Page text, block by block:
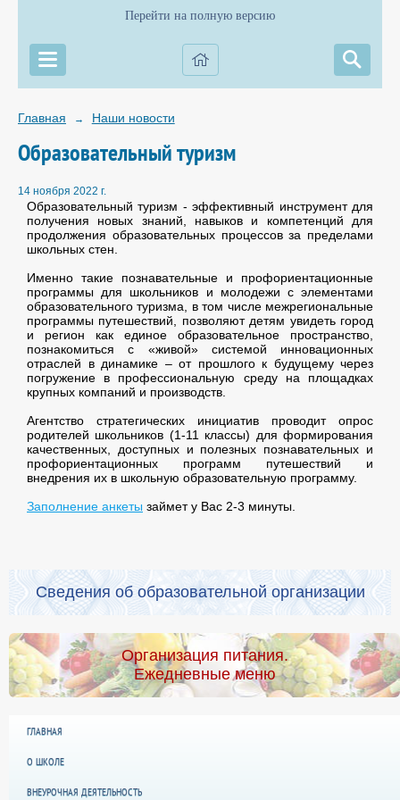
Перейти на полную версию
Главная → Наши новости
Образовательный туризм
14 ноября 2022 г.
Образовательный туризм - эффективный инструмент для
получения новых знаний, навыков и компетенций для
продолжения образовательных процессов за пределами
школьных стен.
Именно такие познавательные и профориентационные
программы для школьников и молодежи с элементами
образовательного туризма, в том числе межрегиональные
программы путешествий, позволяют детям увидеть город
и регион как единое образовательное пространство,
познакомиться с «живой» системой инновационных
отраслей в динамике – от прошлого к будущему через
погружение в профессиональную среду на площадках
крупных компаний и производств.
Агентство стратегических инициатив проводит опрос
родителей школьников (1-11 классы) для формирования
качественных, доступных и полезных познавательных и
профориентационных программ путешествий и
внедрения их в школьную образовательную программу.
Заполнение анкеты займет у Вас 2-3 минуты.
Сведения об образовательной организации
Организация питания.
Ежедневные меню
ГЛАВНАЯ
О ШКОЛЕ
ВНЕУРОЧНАЯ ДЕЯТЕЛЬНОСТЬ